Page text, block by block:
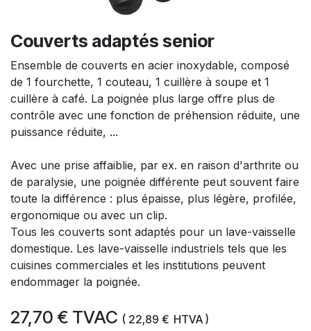
Couverts adaptés senior
Ensemble de couverts en acier inoxydable, composé
de 1 fourchette, 1 couteau, 1 cuillère à soupe et 1
cuillère à café. La poignée plus large offre plus de
contrôle avec une fonction de préhension réduite, une
puissance réduite, ...
Avec une prise affaiblie, par ex. en raison d'arthrite ou
de paralysie, une poignée différente peut souvent faire
toute la différence : plus épaisse, plus légère, profilée,
ergonomique ou avec un clip.
Tous les couverts sont adaptés pour un lave-vaisselle
domestique. Les lave-vaisselle industriels tels que les
cuisines commerciales et les institutions peuvent
endommager la poignée.
27,70 € TVAC ( 22,89 € HTVA )